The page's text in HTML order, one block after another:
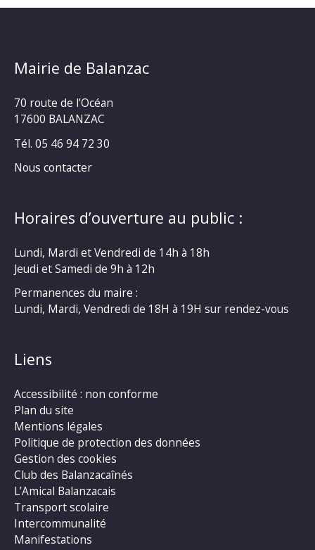
Mairie de Balanzac
70 route de l’Océan
17600 BALANZAC
Tél. 05 46 94 72 30
Nous contacter
Horaires d’ouverture au public :
Lundi, Mardi et Vendredi de 14h à 18h
Jeudi et Samedi de 9h à 12h
Permanences du maire :
Lundi, Mardi, Vendredi de 18H à 19H sur rendez-vous
Liens
Accessibilité : non conforme
Plan du site
Mentions légales
Politique de protection des données
Gestion des cookies
Club des Balanzacaînés
L’Amical Balanzacais
Transport scolaire
Intercommunalité
Manifestations